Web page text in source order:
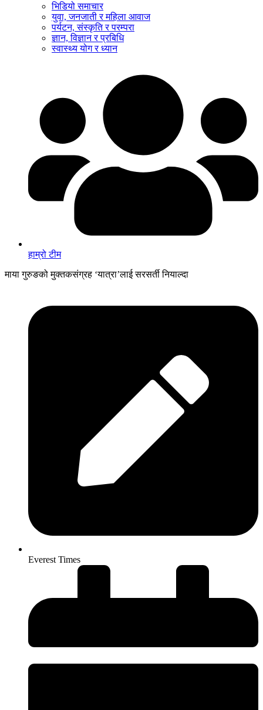
भिडियो समाचार
युवा, जनजाती र महिला आवाज
पर्यटन, संस्कृति र परम्परा
ज्ञान, विज्ञान र प्रबिधि
स्वास्थ्य योग र ध्यान
हाम्रो टीम
माया गुरुङको मुक्तकसंग्रह ‘यात्रा’लाई सरसर्ती नियाल्दा
Everest Times